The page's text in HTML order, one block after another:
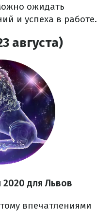
ожидать
и успеха в работе.
августа)
2020 для Львов
впечатлениями